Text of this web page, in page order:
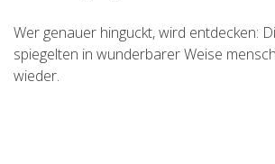
Wer genauer hinguckt, wird entdecken:
spiegelten in wunderbarer Weise
wieder.